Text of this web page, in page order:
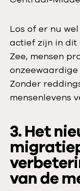
Los of er nu
actief zijn in dit
Zee, mensen
Zonder
mensenlevens
3. Het
van de